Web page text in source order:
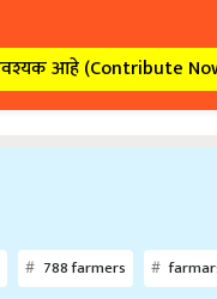
आहे (Contribute
788 farmers